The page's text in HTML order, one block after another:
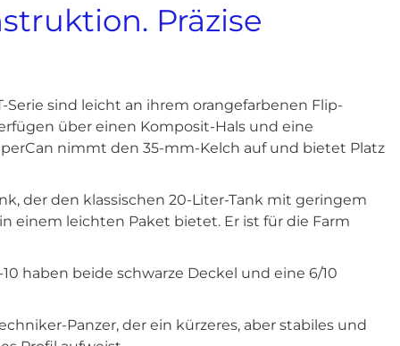
Präzise
Serie sind leicht an ihrem orangefarbenen Flip-
über einen Komposit-Hals und eine
nimmt den 35-mm-Kelch auf und bietet Platz
der den klassischen 20-Liter-Tank mit geringem
einem leichten Paket bietet. Er ist für die Farm
haben beide schwarze Deckel und eine 6/10
Panzer, der ein kürzeres, aber stabiles und